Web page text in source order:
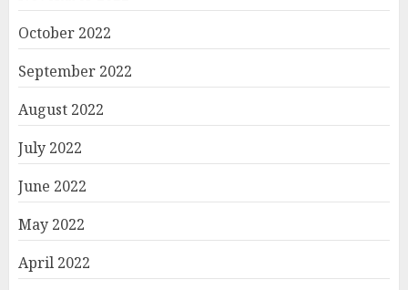
October 2022
September 2022
August 2022
July 2022
June 2022
May 2022
April 2022